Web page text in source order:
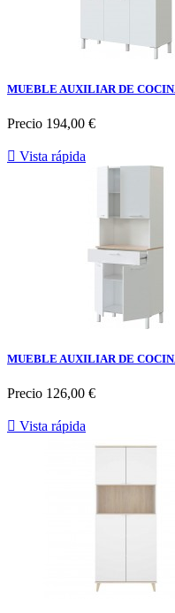
MUEBLE AUXILIAR DE
Precio 194,00 €
 Vista rápida
MUEBLE AUXILIAR DE
Precio 126,00 €
 Vista rápida